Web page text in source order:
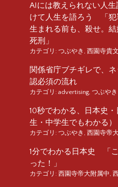
AIには教えられない人
けて人生を語ろう 「犯
生まれる前も、殺せ。
死刑」
カテゴリ: つぶやき 西園寺貴
関係省庁ブチギレで、
認必須の流れ
カテゴリ: advertising つぶやき
10秒でわかる、日本史
生・中学生でもわかる）
カテゴリ: つぶやき 西園寺帝
1分でわかる日本史 「
った！」
カテゴリ: 西園寺帝大附属中